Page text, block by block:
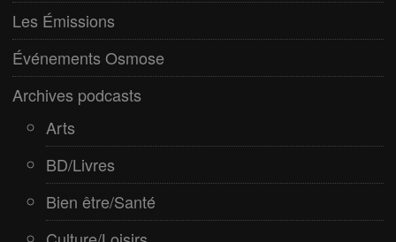
Paranormal
Pop/Rock
Rap
Spiritualité
Les Émissions
Événements Osmose
Archives podcasts
Arts
BD/Livres
Bien être/Santé